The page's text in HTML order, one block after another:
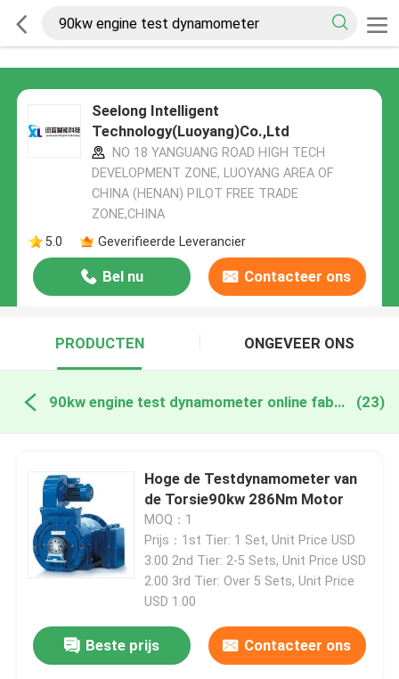
Seelong Intelligent
Technology(Luoyang)Co.,Ltd
NO 18 YANGUANG ROAD HIGH TECH
DEVELOPMENT ZONE, LUOYANG AREA OF
CHINA (HENAN) PILOT FREE TRADE
ZONE,CHINA
5.0
Geverifieerde Leverancier
Bel nu Contacteer ons
PRODUCTEN ONGEVEER ONS
90kw engine test dynamometer online fabricage (23)
Hoge de Testdynamometer van
de Torsie90kw 286Nm Motor
MOQ：1
Prijs：1st Tier: 1 Set, Unit Price USD
3.00 2nd Tier: 2-5 Sets, Unit Price USD
2.00 3rd Tier: Over 5 Sets, Unit Price
USD 1.00
Beste prijs Contacteer ons